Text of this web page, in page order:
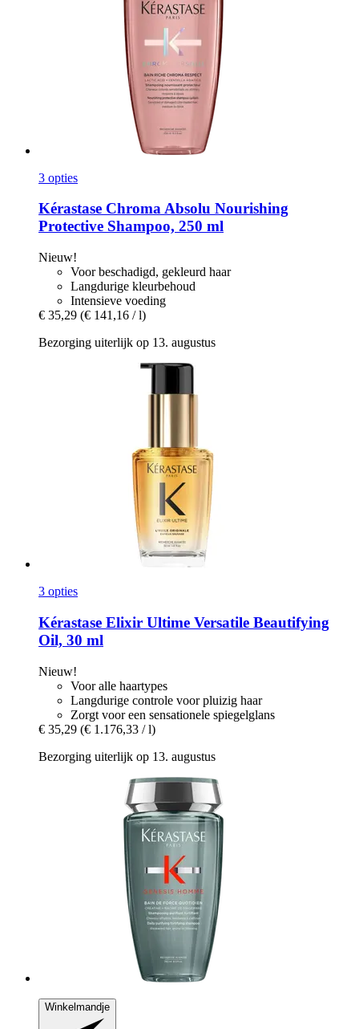
3 opties
Kérastase Chroma Absolu Nourishing
Protective Shampoo, 250 ml
Nieuw!
Voor beschadigd, gekleurd haar
Langdurige kleurbehoud
Intensieve voeding
€ 35,29 (€ 141,16 / l)
Bezorging uiterlijk op 13. augustus
3 opties
Kérastase Elixir Ultime Versatile Beautifying
Oil, 30 ml
Nieuw!
Voor alle haartypes
Langdurige controle voor pluizig haar
Zorgt voor een sensationele spiegelglans
€ 35,29 (€ 1.176,33 / l)
Bezorging uiterlijk op 13. augustus
Winkelmandje